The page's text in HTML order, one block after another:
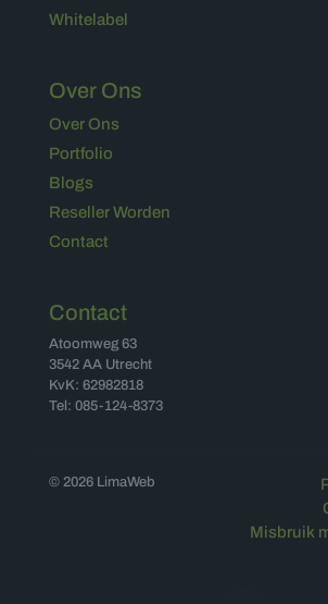
Whitelabel
Over Ons
Over Ons
Portfolio
Blogs
Reseller Worden
Contact
Contact
Atoomweg 63
3542 AA Utrecht
KvK: 62982818
Tel: 085-124-8373
© 2026 LimaWeb
Misbruik